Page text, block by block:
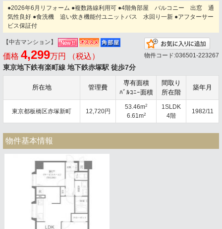
●2026年6月リフォーム ●複数路線利用可 ●4階角部屋 バルコニー 出窓 通
気性良好 ●食洗機 追い炊き機能付ユニットバス 水回り一新 ●アフターサー
ビス保証付
【中古マンション】
価格 4,299万円 （税込）
東京地下鉄有楽町線 地下鉄赤塚駅 徒歩7分
物件コード:036501-223267
所在地 管理費
専有面積
ﾊﾞﾙｺﾆｰ面積
間取り
所在階
築年月
東京都板橋区赤塚新町 12,720円
53.46m2
6.61m2
1SLDK
4階
1982/11
物件基本情報